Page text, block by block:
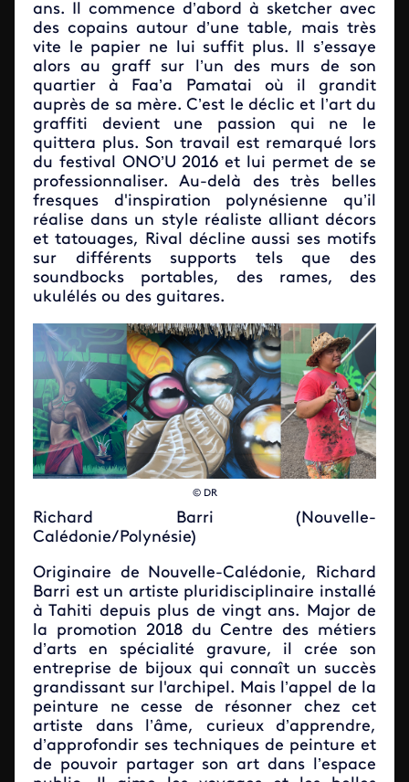
ans. Il commence d’abord à sketcher avec
des copains autour d’une table, mais très
vite le papier ne lui suffit plus. Il s’essaye
alors au graff sur l’un des murs de son
quartier à Faa’a Pamatai où il grandit
auprès de sa mère. C’est le déclic et l’art du
graffiti devient une passion qui ne le
quittera plus. Son travail est remarqué lors
du festival ONO’U 2016 et lui permet de se
professionnaliser. Au-delà des très belles
fresques d'inspiration polynésienne qu’il
réalise dans un style réaliste alliant décors
et tatouages, Rival décline aussi ses motifs
sur différents supports tels que des
soundbocks portables, des rames, des
ukulélés ou des guitares.
© DR
Richard Barri (Nouvelle-
Calédonie/Polynésie)
Originaire de Nouvelle-Calédonie, Richard
Barri est un artiste pluridisciplinaire installé
à Tahiti depuis plus de vingt ans. Major de
la promotion 2018 du Centre des métiers
d’arts en spécialité gravure, il crée son
entreprise de bijoux qui connaît un succès
grandissant sur l'archipel. Mais l’appel de la
peinture ne cesse de résonner chez cet
artiste dans l’âme, curieux d’apprendre,
d’approfondir ses techniques de peinture et
de pouvoir partager son art dans l’espace